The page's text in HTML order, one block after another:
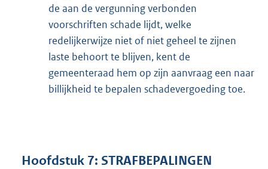
de aan de vergunning verbonden
voorschriften schade lijdt, welke
redelijkerwijze niet of niet geheel te zijnen
laste behoort te blijven, kent de
gemeenteraad hem op zijn aanvraag een naar
billijkheid te bepalen schadevergoeding toe.
Hoofdstuk 7: STRAFBEPALINGEN